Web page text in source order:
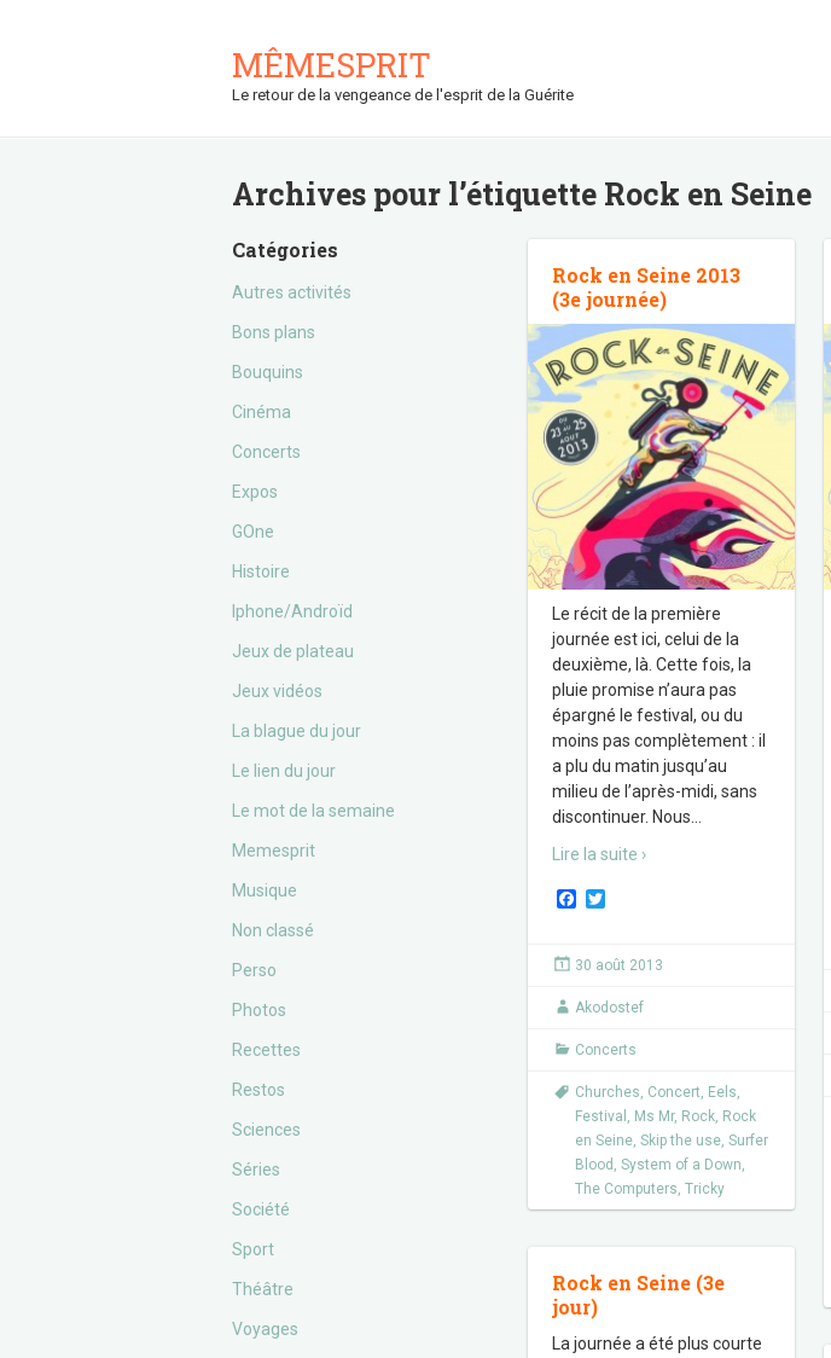
MÊMESPRIT
Le retour de la vengeance de l'esprit de la Guérite
Archives pour l’étiquette Rock en Seine
Catégories
Autres activités
Bons plans
Bouquins
Cinéma
Concerts
Expos
GOne
Histoire
Iphone/Androïd
Jeux de plateau
Jeux vidéos
La blague du jour
Le lien du jour
Le mot de la semaine
Memesprit
Musique
Non classé
Perso
Photos
Recettes
Restos
Sciences
Séries
Société
Sport
Théâtre
Voyages
Rock en Seine 2013
(3e journée)
Le récit de la première
journée est ici, celui de la
deuxième, là. Cette fois, la
pluie promise n’aura pas
épargné le festival, ou du
moins pas complètement : il
a plu du matin jusqu’au
milieu de l’après-midi, sans
discontinuer. Nous
Lire la suite ›
F
e
b
o
t
r
30 août 2013
Akodostef
Concerts
Churches, Concert, Eels,
Festival , Ms Mr, Rock, Rock
en Seine, Skip the use, Surfer
Blood , System of a Down,
The Computers, Tricky
Rock en Seine (3e
jour)
La journée a été plus courte